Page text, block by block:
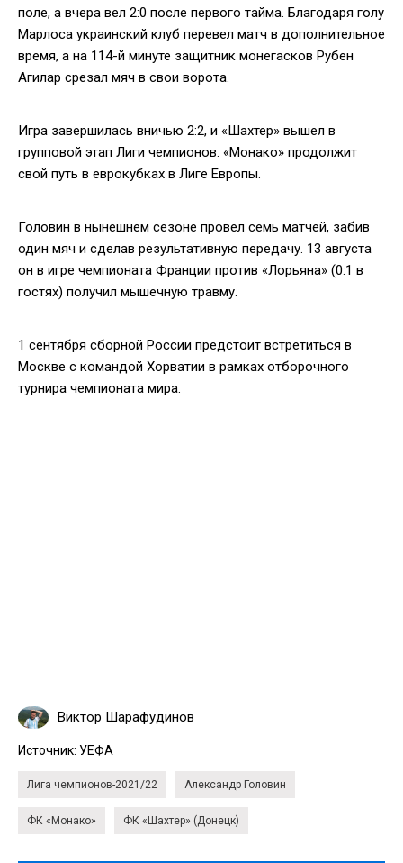
поле, а вчера вел 2:0 после первого тайма. Благодаря голу
Марлоса украинский клуб перевел матч в дополнительное
время, а на 114-й минуте защитник монегасков Рубен
Агилар срезал мяч в свои ворота.
Игра завершилась вничью 2:2, и «Шахтер» вышел в
групповой этап Лиги чемпионов. «Монако» продолжит
свой путь в еврокубках в Лиге Европы.
Головин в нынешнем сезоне провел семь матчей, забив
один мяч и сделав результативную передачу. 13 августа
он в игре чемпионата Франции против «Лорьяна» (0:1 в
гостях) получил мышечную травму.
1 сентября сборной России предстоит встретиться в
Москве с командой Хорватии в рамках отборочного
турнира чемпионата мира.
Виктор Шарафудинов
Источник: УЕФА
Лига чемпионов-2021/22 Александр Головин
ФК «Монако» ФК «Шахтер» (Донецк)